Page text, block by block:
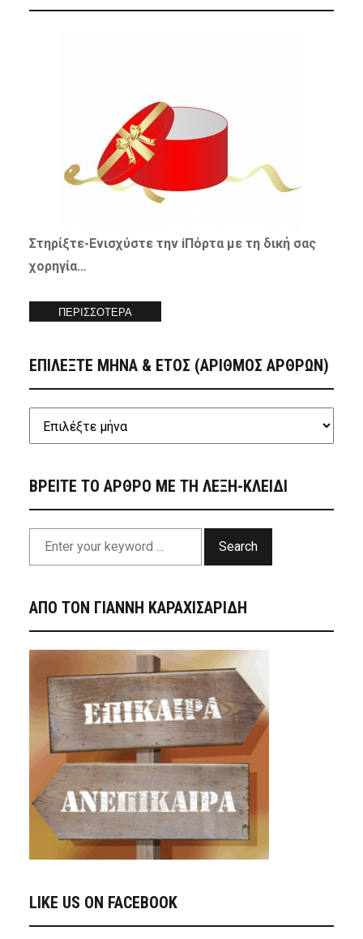
Στηρίξτε- Ενισχύστετην iΠόρτα με τη δική σας
χορηγία…
ΠΕΡΙΣΣΟΤΕΡΑ
ΕΠΙΛΕΞΤΕ ΜΗΝΑ & ΕΤΟΣ (ΑΡΙΘΜΟΣ ΑΡΘΡΩΝ)
ΒΡΕΙΤΕ ΤΟ ΑΡΘΡΟ ΜΕ ΤΗ ΛΕΞΗ-ΚΛΕΙΔΙ
Search
ΑΠΟ ΤΟΝ ΓΙΑΝΝΗ ΚΑΡΑΧΙΣΑΡΙΔΗ
LIKE US ON FACEBOOK